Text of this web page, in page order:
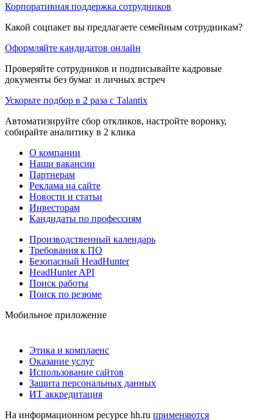
Корпоративная поддержка сотрудников
Какой соцпакет вы предлагаете семейным сотрудникам?
Оформляйте кандидатов онлайн
Проверяйте сотрудников и подписывайте кадровые
документы без бумаг и личных встреч
Ускорьте подбор в 2 раза с Talantix
Автоматизируйте сбор откликов, настройте воронку,
собирайте аналитику в 2 клика
О компании
Наши вакансии
Партнерам
Реклама на сайте
Новости и статьи
Инвесторам
Кандидаты по профессиям
Производственный календарь
Требования к ПО
Безопасный HeadHunter
HeadHunter API
Поиск работы
Поиск по резюме
Мобильное приложение
Этика и комплаенс
Оказание услуг
Использование сайтов
Защита персональных данных
ИТ аккредитация
На информационном ресурсе hh.ru применяются